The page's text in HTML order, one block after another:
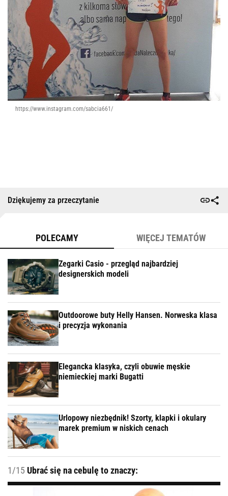
https://www.instagram.com/sabcia661/
Dziękujemy za przeczytanie
POLECAMY WIĘCEJ TEMATÓW
Zegarki Casio - przegląd najbardziej
designerskich modeli
Outdoorowe buty Helly Hansen. Norweska klasa
i precyzja wykonania
Elegancka klasyka, czyli obuwie męskie
niemieckiej marki Bugatti
Urlopowy niezbędnik! Szorty, klapki i okulary
marek premium w niskich cenach
1/15 Ubrać się na cebulę to znaczy: